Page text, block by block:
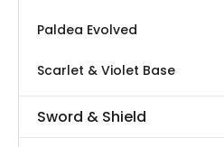
Paldea Evolved
Scarlet & Violet Base
Sword & Shield